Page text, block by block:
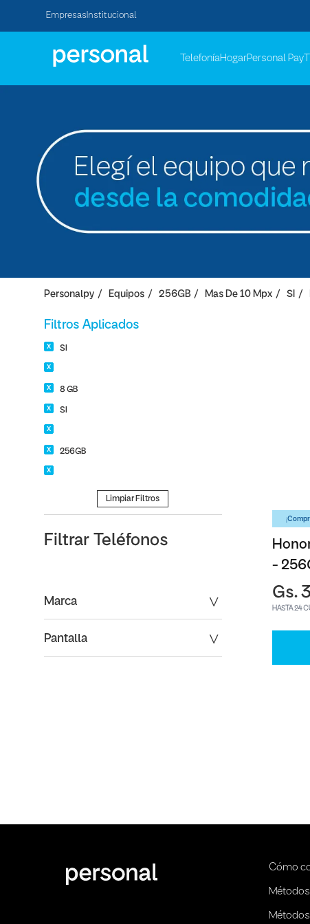
Empresas Institucional
TelefoníaHogarPersonal Pay
Personalpy Equipos 256GB Mas De 10 Mpx SI
Filtros Aplicados
SI
8 GB
SI
256GB
Limpiar Filtros
Filtrar Teléfonos
Marca
Pantalla
-
Gs.
HASTA 24
Cómo